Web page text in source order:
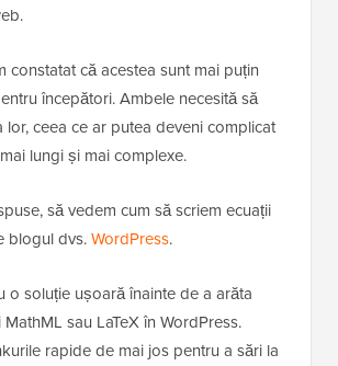
constatat că acestea sunt mai puțin
începători. Ambele necesită să
lor, ceea ce ar putea deveni complicat
lungi și mai complexe.
să vedem cum să scriem ecuații
blogul dvs.WordPress.
o soluție ușoară înainte de a arăta
sau LaTeX în WordPress.
rapide de mai jos pentru a sări la